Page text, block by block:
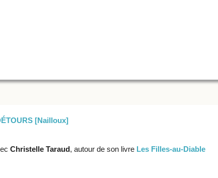
[Nailloux]
Christelle Taraud, autour de son livre Les Filles-au-Diable